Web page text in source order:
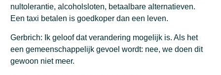
nultolerantie, alcoholsloten, betaalbare alternatieven.
Een taxi betalen is goedkoper dan een leven.
Gerbrich: Ik geloof dat verandering mogelijk is. Als het
een gemeenschappelijk gevoel wordt: nee, we doen dit
gewoon niet meer.